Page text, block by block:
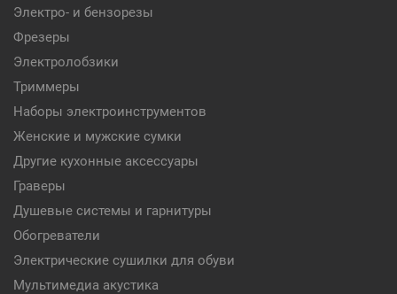
Электро- и бензорезы
Фрезеры
Электролобзики
Триммеры
Наборы электроинструментов
Женские и мужские сумки
Другие кухонные аксессуары
Граверы
Душевые системы и гарнитуры
Обогреватели
Электрические сушилки для обуви
Мультимедиа акустика